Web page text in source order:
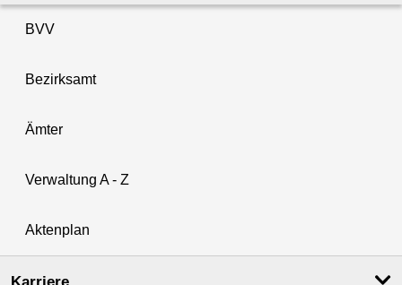
BVV
Bezirksamt
Ämter
Verwaltung A - Z
Aktenplan